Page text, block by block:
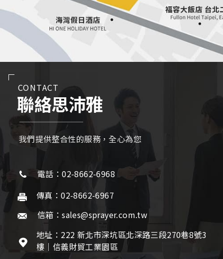
CONTACT
聯絡思沛雅
我們提供整合性的服務，全心為您
電話：02-8662-6968
傳真：02-8662-6967
信箱：sales@sprayer.com.tw
地址：222 新北市深坑區北深路三段270巷8號3
樓｜信義財貿工業園區